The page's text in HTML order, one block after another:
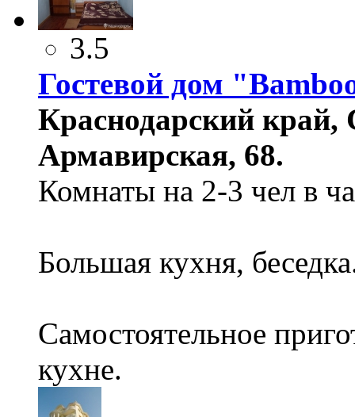
3.5
Гостевой дом
Краснодарский
Армавирская, 68.
Комнаты на 2-3 чел в
Большая кухня,
Самостоятельное
кухне.